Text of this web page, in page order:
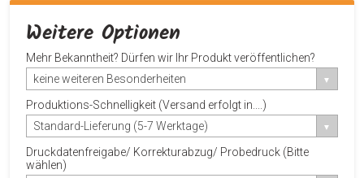
Weitere Optionen
Mehr Bekanntheit? Dürfen wir Ihr Produkt veröffentlichen?
keine weiteren Besonderheiten
Produktions-Schnelligkeit (Versand erfolgt in....)
Standard-Lieferung (5-7 Werktage)
Druckdatenfreigabe/ Korrekturabzug/ Probedruck (Bitte
wählen)